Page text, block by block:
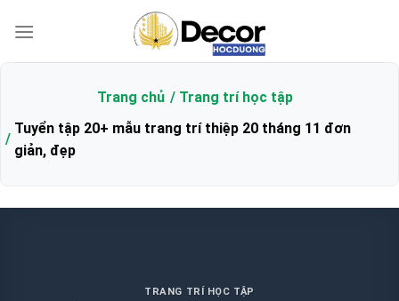
qua
Trang chủ
Trang trí học tập
Tuyển tập 20+ mẫu trang trí thiệp 20 tháng 11 đơn
giản, đẹp
TRANG TRÍ HỌC TẬP